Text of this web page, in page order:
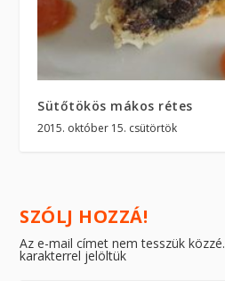
Sütőtökös mákos rétes
2015. október 15. csütörtök
SZÓLJ HOZZÁ!
Az e-mail címet nem tesszük közzé.
karakterrel jelöltük